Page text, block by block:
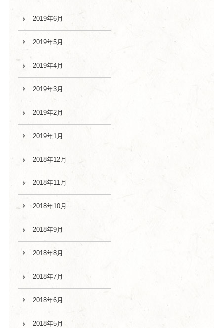
2019年6月
2019年5月
2019年4月
2019年3月
2019年2月
2019年1月
2018年12月
2018年11月
2018年10月
2018年9月
2018年8月
2018年7月
2018年6月
2018年5月